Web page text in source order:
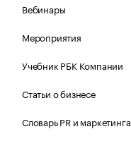
Вебинары
Мероприятия
Учебник РБК Компании
Статьи о бизнесе
Словарь PR и маркетинга